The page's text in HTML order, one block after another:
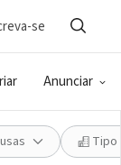
Anunciar
se
Tipo